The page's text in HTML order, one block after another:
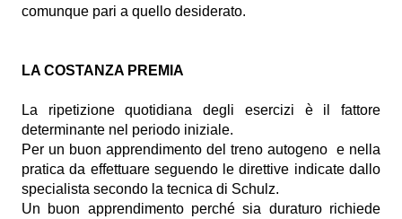
comunque pari a quello desiderato.
LA COSTANZA PREMIA
La ripetizione quotidiana degli esercizi è il fattore
determinante nel periodo iniziale.
Per un buon apprendimento del treno autogeno e nella
pratica da effettuare seguendo le direttive indicate dallo
specialista secondo la tecnica di Schulz.
Un buon apprendimento perché sia duraturo richiede